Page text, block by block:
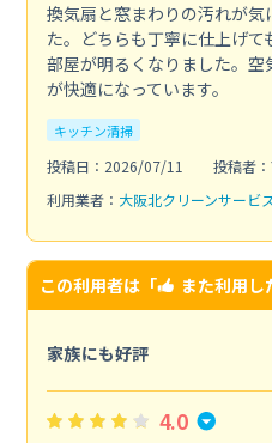
換気扇と窓まわりの汚れが
た。どちらも丁寧に仕上げて
部屋が明るくなりました。
が快適になっています。
キッチン清掃
投稿日：2026/07/11
投稿者
利用業者： 大阪北クリーンサービス
この利用者は「 また利用し
家族にも好評
4.0